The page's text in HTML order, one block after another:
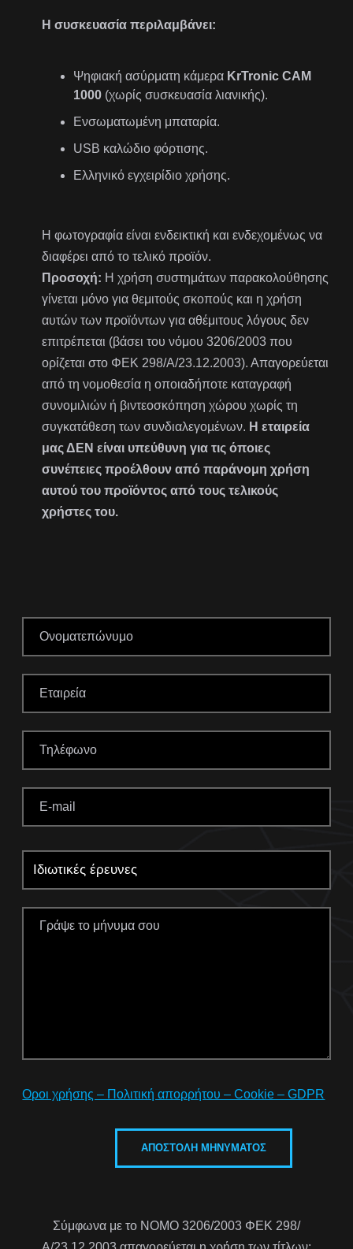
Η συσκευασία περιλαμβάνει:
Ψηφιακή ασύρματη κάμερα KrTronic CAM
1000 (χωρίς συσκευασία λιανικής).
Ενσωματωμένη μπαταρία.
USB καλώδιο φόρτισης.
Ελληνικό εγχειρίδιο χρήσης.
Η φωτογραφία είναι ενδεικτική και ενδεχομένως να
διαφέρει από το τελικό προϊόν.
Προσοχή: Η χρήση συστημάτων παρακολούθησης
γίνεται μόνο για θεμιτούς σκοπούς και η χρήση
αυτών των προϊόντων για αθέμιτους λόγους δεν
επιτρέπεται (βάσει του νόμου 3206/2003 που
ορίζεται στο ΦΕΚ 298/Α/23.12.2003). Απαγορεύεται
από τη νομοθεσία η οποιαδήποτε καταγραφή
συνομιλιών ή βιντεοσκόπηση χώρου χωρίς τη
συγκατάθεση των συνδιαλεγοµένων. Η εταιρεία
μας ΔΕΝ είναι υπεύθυνη για τις όποιες
συνέπειες προέλθουν από παράνομη χρήση
αυτού του προϊόντος από τους τελικούς
χρήστες του.
Οροι χρήσης – Πολιτική απορρήτου – Cookie – GDPR
Σύμφωνα με το ΝΟΜΟ 3206/2003 ΦΕΚ 298/